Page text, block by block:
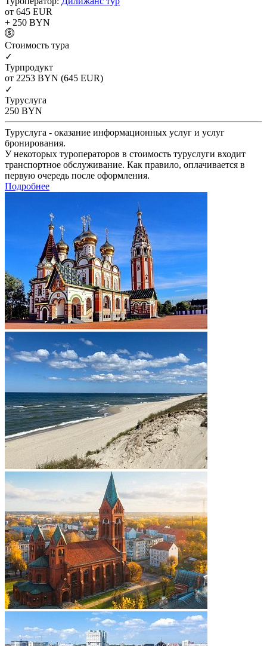
от 645 EUR
+ 250 BYN
Cтоимость тура
✓
Турпродукт
от 2253 BYN (645 EUR)
✓
Туруслуга
250 BYN
Туруслуга - оказание информационных услуг и услуг
бронирования.
У некоторых туроператоров в стоимость туруслуги входит
транспортное обслуживание. Как правило, оплачивается в
первую очередь после оформления.
Подробнее